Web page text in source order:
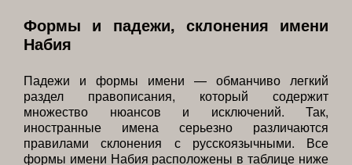
Формы и падежи, склонения имени
Набия
Падежи и формы имени — обманчиво легкий
раздел правописания, который содержит
множество нюансов и исключений. Так,
иностранные имена серьезно различаются
правилами склонения с русскоязычными. Все
формы имени Набия расположены в таблице ниже